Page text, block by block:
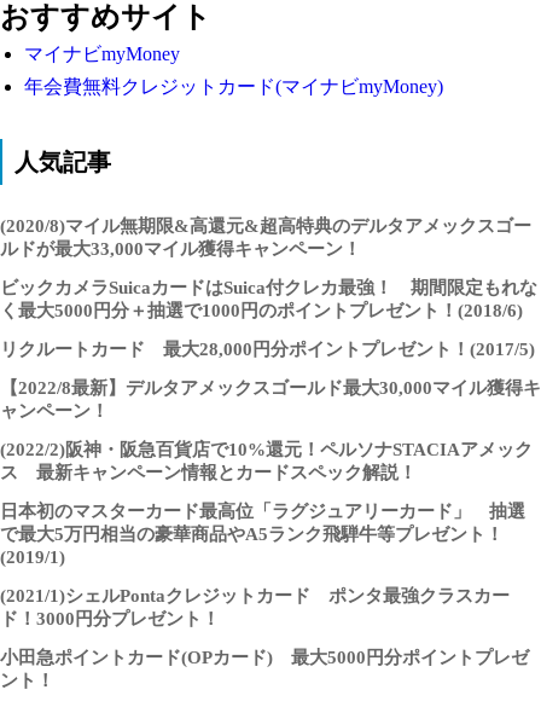
おすすめサイト
マイナビmyMoney
年会費無料クレジットカード(マイナビmyMoney)
人気記事
(2020/8)マイル無期限&高還元&超高特典のデルタアメックスゴー
ルドが最大33,000マイル獲得キャンペーン！
ビックカメラSuicaカードはSuica付クレカ最強！ 期間限定もれな
く最大5000円分＋抽選で1000円のポイントプレゼント！(2018/6)
リクルートカード 最大28,000円分ポイントプレゼント！(2017/5)
【2022/8最新】デルタアメックスゴールド最大30,000マイル獲得キ
ャンペーン！
(2022/2)阪神・阪急百貨店で10%還元！ペルソナSTACIAアメック
ス 最新キャンペーン情報とカードスペック解説！
日本初のマスターカード最高位「ラグジュアリーカード」 抽選
で最大5万円相当の豪華商品やA5ランク飛騨牛等プレゼント！
(2019/1)
(2021/1)シェルPontaクレジットカード ポンタ最強クラスカー
ド！3000円分プレゼント！
小田急ポイントカード(OPカード) 最大5000円分ポイントプレゼ
ント！